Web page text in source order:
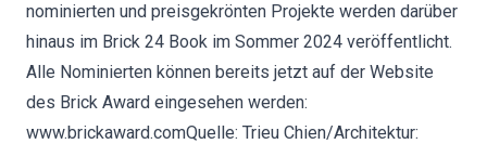
nominierten und preisgekrönten Projekte werden darüber
hinaus im Brick 24 Book im Sommer 2024 veröffentlicht.
Alle Nominierten können bereits jetzt auf der Website
des Brick Award eingesehen werden:
www.brickaward.comQuelle: Trieu Chien/Architektur: